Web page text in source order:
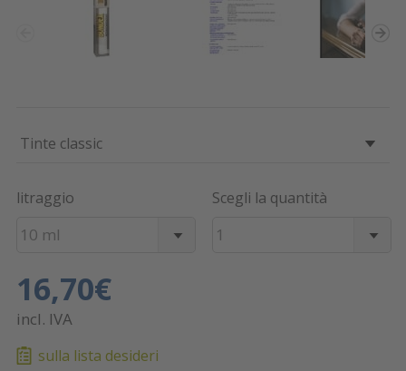
Tinte classic
litraggio
10 ml
Scegli la quantità
1
16,70€
incl. IVA
sulla lista desideri